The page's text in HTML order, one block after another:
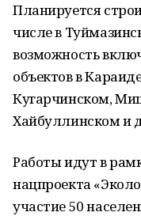
Планируется
числе в
возможность
объектов в
Кугарчинском,
Хайбуллинском и
Работы идут в
нацпроекта
участие 50